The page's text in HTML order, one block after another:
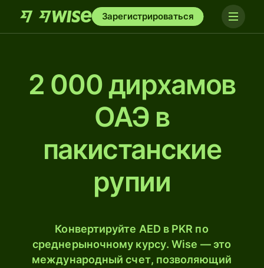
Зарегистрироваться
2 000 дирхамов
ОАЭ в
пакистанские
рупии
Конвертируйте AED в PKR по
среднерыночному курсу. Wise — это
международный счет, позволяющий